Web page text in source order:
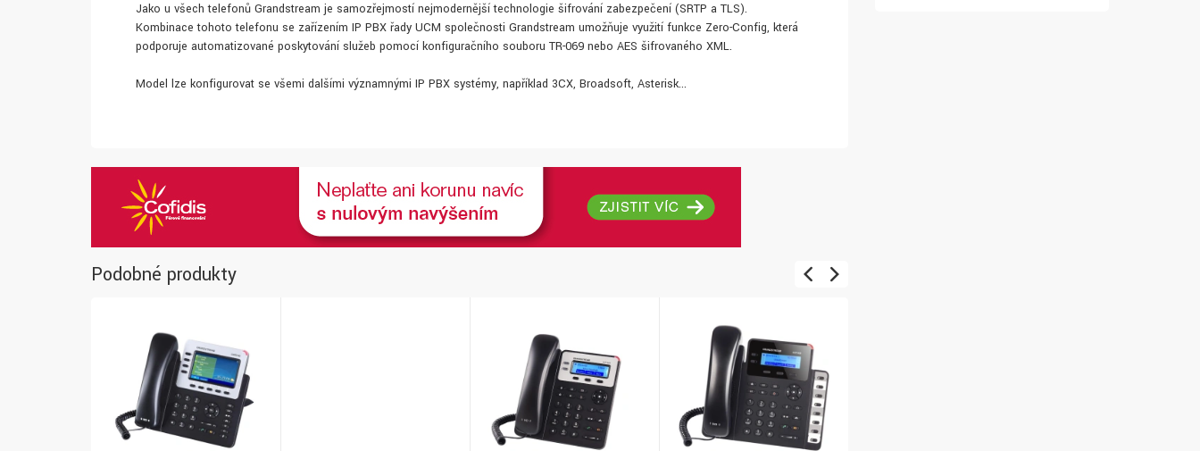
Jako u všech telefonů Grandstream je samozřejmostí nejmodernější technologie šifrování zabezpečení (SRTP a TLS).
Kombinace tohoto telefonu se zařízením IP PBX řady UCM společnosti Grandstream umožňuje využití funkce Zero-Config, která
podporuje automatizované poskytování služeb pomocí konfiguračního souboru TR-069 nebo AES šifrovaného XML.
Model lze konfigurovat se všemi dalšími významnými IP PBX systémy, například 3CX, Broadsoft, Asterisk...
Podobné produkty